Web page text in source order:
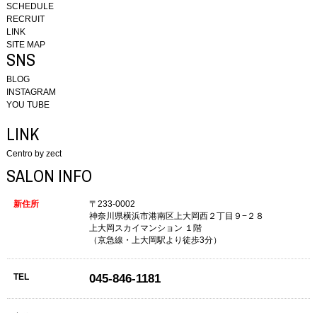
SCHEDULE
RECRUIT
LINK
SITE MAP
SNS
BLOG
INSTAGRAM
YOU TUBE
LINK
Centro by zect
SALON INFO
新住所
〒233-0002
神奈川県横浜市港南区上大岡西２丁目９−２８
上大岡スカイマンション １階
（京急線・上大岡駅より徒歩3分）
TEL 045-846-1181